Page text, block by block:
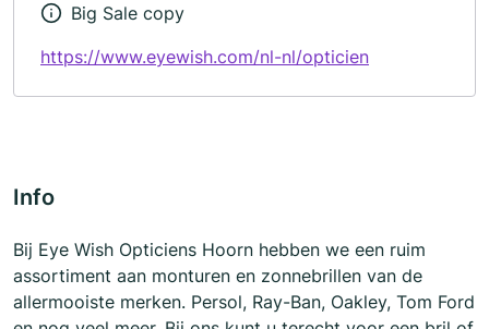
Big Sale copy
https://www.eyewish.com/nl-nl/opticien
Info
Bij Eye Wish Opticiens Hoorn hebben we een ruim
assortiment aan monturen en zonnebrillen van de
allermooiste merken. Persol, Ray-Ban, Oakley, Tom Ford